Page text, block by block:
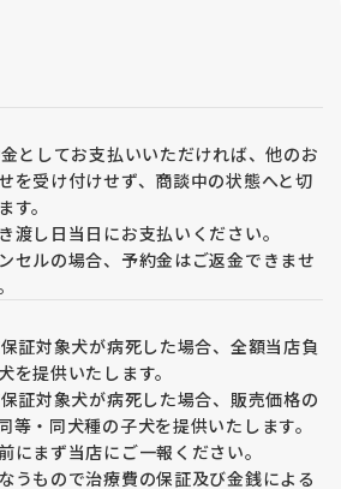
としてお支払いいただければ、他のお
を受け付けせず、商談中の状態へと切
す。
渡し日当日にお支払いください。
セルの場合、予約金はご返金できませ
証対象犬が病死した場合、全額当店負
を提供いたします。
証対象犬が病死した場合、販売価格の
等・同犬種の子犬を提供いたします。
にまず当店にご一報ください。
うもので治療費の保証及び金銭による